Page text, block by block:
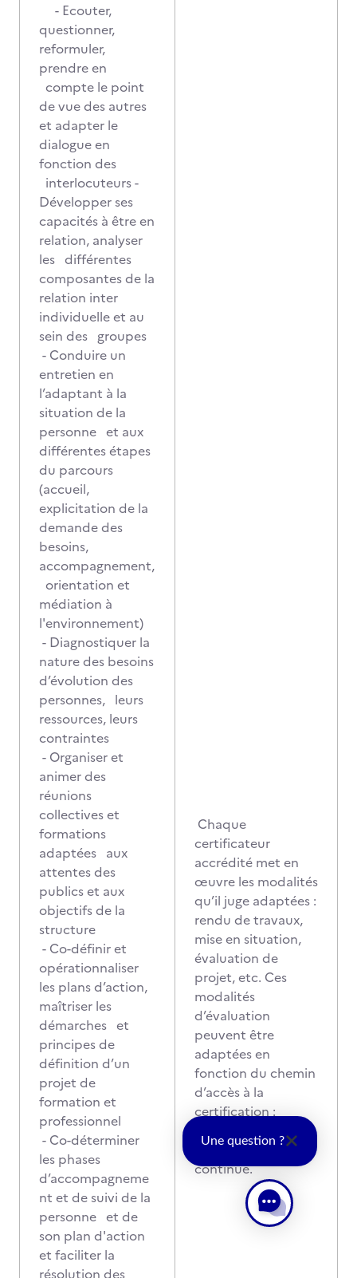
- Ecouter,
questionner,
reformuler,
prendre en
compte le point
de vue des autres
et adapter le
dialogue en
fonction des
interlocuteurs -
Développer ses
capacités à être en
relation, analyser
les différentes
composantes de la
relation inter
individuelle et au
sein des groupes
- Conduire un
entretien en
l’adaptant à la
situation de la
personne et aux
différentes étapes
du parcours
(accueil,
explicitation de la
demande des
besoins,
accompagnement,
orientation et
médiation à
l'environnement)
- Diagnostiquer la
nature des besoins
d’évolution des
personnes, leurs
ressources, leurs
contraintes
- Organiser et
animer des
réunions
collectives et
formations
adaptées aux
attentes des
publics et aux
objectifs de la
structure
- Co-définir et
opérationnaliser
les plans d’action,
maîtriser les
démarches et
principes de
définition d’un
projet de
formation et
professionnel
- Co-déterminer
les phases
d’accompagneme
nt et de suivi de la
personne et de
son plan d'action
et faciliter la
résolution des
Chaque
certificateur
accrédité met en
œuvre les modalités
qu’il juge adaptées :
rendu de travaux,
mise en situation,
évaluation de
projet, etc. Ces
modalités
d’évaluation
peuvent être
adaptées en
fonction du chemin
d’accès à la
certification :
formation initiale,
VAE, formation
continue.
Une question ?